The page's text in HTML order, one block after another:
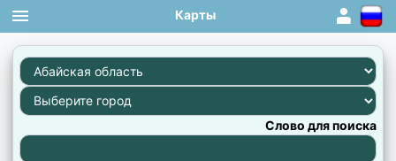
Карты 1
Слово для поиска
×
×
×
×
×
×
×
×
×
×
×
×
×
×
×
×
×
×
×
×
×